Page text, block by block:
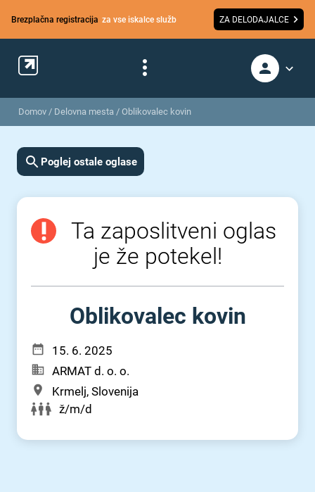
Brezplačna registracija za vse iskalce služb ZA DELODAJALCE
Domov / Delovna mesta / Oblikovalec kovin
Poglej ostale oglase
Ta zaposlitveni oglas
je že potekel!
Oblikovalec kovin
15. 6. 2025
ARMAT d. o. o.
Krmelj, Slovenija
ž/m/d